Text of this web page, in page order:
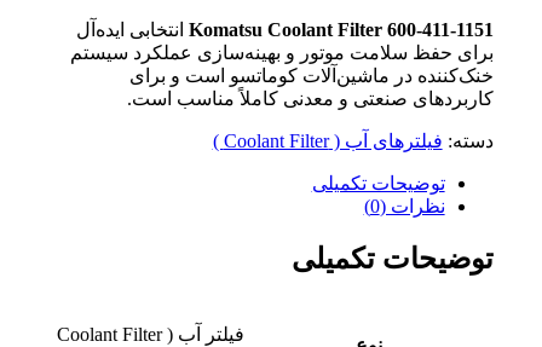
Komatsu Coolant Filter 600-411-1151 انتخابی ایده‌آل
برای حفظ سلامت موتور و بهینه‌سازی عملکرد سیستم
خنک‌کننده در ماشین‌آلات کوماتسو است و برای
کاربردهای صنعتی و معدنی کاملاً مناسب است.
دسته: فیلترهای آب ( Coolant Filter )
توضیحات تکمیلی
نظرات (0)
توضیحات تکمیلی
فیلتر آب ( Coolant Filter